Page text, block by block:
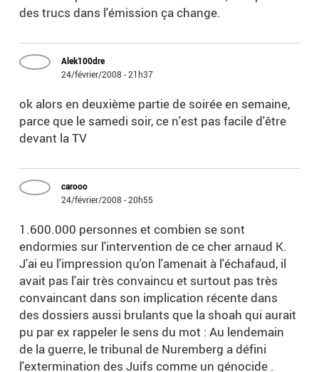
des trucs dans l'émission ça change.
Alek100dre
24/février/2008 - 21h37
ok alors en deuxième partie de soirée en semaine,
parce que le samedi soir, ce n'est pas facile d'être
devant la TV
carooo
24/février/2008 - 20h55
1.600.000 personnes et combien se sont
endormies sur l'intervention de ce cher arnaud K.
J'ai eu l'impression qu'on l'amenait à l'échafaud, il
avait pas l'air très convaincu et surtout pas très
convaincant dans son implication récente dans
des dossiers aussi brulants que la shoah qui aurait
pu par ex rappeler le sens du mot : Au lendemain
de la guerre, le tribunal de Nuremberg a défini
l'extermination des Juifs comme un génocide .